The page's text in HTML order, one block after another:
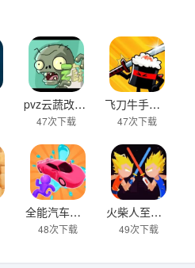
pvz云蔬改版下载
47次下载
飞刀牛手中文版下载
47次下载
全能汽车小子下载
48次下载
火柴人至尊战士下载
49次下载